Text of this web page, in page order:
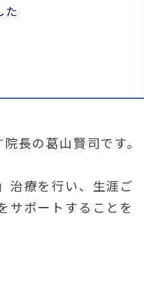
た
長の葛山賢司です。
治療を行い、生涯ご
サポートすることを